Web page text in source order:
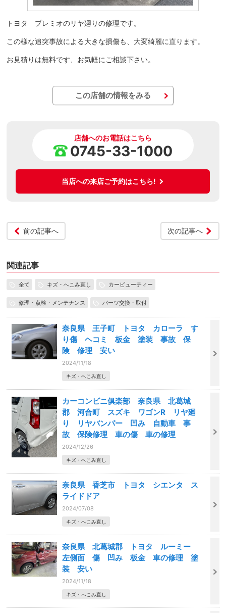
トヨタ プレミオのリヤ廻りの修理です。
この様な追突事故による大きな損傷も、大変綺麗に直ります。
お見積りは無料です、お気軽にご相談下さい。
この店舗の情報をみる
店舗へのお電話はこちら
0745-33-1000
当店への来店ご予約はこちら!
前の記事へ 次の記事へ
関連記事
全て キズ・へこみ直し カービューティー
修理・点検・メンテナンス パーツ交換・取付
奈良県 王子町 トヨタ カローラ す
り傷 ヘコミ 板金 塗装 事故 保
険 修理 安い
2024/11/18
キズ・へこみ直し
カーコンビニ俱楽部 奈良県 北葛城
郡 河合町 スズキ ワゴンR リヤ廻
り リヤバンパー 凹み 自動車 事
故 保険修理 車の傷 車の修理
2024/12/26
キズ・へこみ直し
奈良県 香芝市 トヨタ シエンタ ス
ライドドア
2024/07/08
キズ・へこみ直し
奈良県 北葛城郡 トヨタ ルーミー
左側面 傷 凹み 板金 車の修理 塗
装 安い
2024/11/18
キズ・へこみ直し